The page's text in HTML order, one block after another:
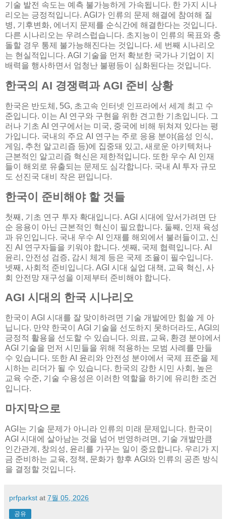
기술 발전 속도는 예측 불가능하게 가속됩니다. 한 가지 시나
리오는 긍정적입니다. AGI가 인류의 문제 해결에 참여해 질
병, 기후변화, 에너지 문제를 순식간에 해결한다는 것입니다.
다른 시나리오는 우려스럽습니다. 초지능이 인류의 목표와 충
돌할 경우 통제 불가능해진다는 것입니다. 세 번째 시나리오
는 현실적입니다. AGI 기술을 먼저 확보한 국가나 기업이 지
배력을 행사하면서 엄청난 불평등이 심화된다는 것입니다.
한국의 AI 경쟁력과 AGI 준비 상황
한국은 반도체, 5G, 초고속 인터넷 인프라에서 세계 최고 수
준입니다. 이는 AI 연구와 구현을 위한 견고한 기초입니다. 그
러나 기초 AI 연구에서는 미국, 중국에 비해 뒤쳐져 있다는 평
가입니다. 국내의 주요 AI 연구는 주로 응용 분야(음성 인식,
게임, 추천 알고리즘 등)에 집중돼 있고, 새로운 아키텍처나
근본적인 알고리즘 혁신은 제한적입니다. 또한 우수 AI 인재
들이 해외로 유출되는 문제도 심각합니다. 국내 AI 투자 규모
도 선진국 대비 작은 편입니다.
한국이 준비해야 할 것들
첫째, 기초 연구 투자 확대입니다. AGI 시대에 앞서가려면 단
순 응용이 아닌 근본적인 혁신이 필요합니다. 둘째, 인재 육성
과 유인입니다. 국내 우수 AI 인재를 해외에서 불러들이고, 신
진 AI 연구자들을 키워야 합니다. 셋째, 국제 협력입니다. AI
윤리, 안전성 검증, 감시 체계 등은 국제 조율이 필수입니다.
넷째, 사회적 준비입니다. AGI 시대 실업 대책, 교육 혁신, 사
회 안전망 재구성을 이제부터 준비해야 합니다.
AGI 시대의 한국 시나리오
한국이 AGI 시대를 잘 맞이하려면 기술 개발에만 힘쓸 게 아
닙니다. 만약 한국이 AGI 기술을 선도하지 못하더라도, AGI의
긍정적 활용을 선도할 수 있습니다. 의료, 교육, 환경 분야에서
AGI 기술을 먼저 시민들을 위해 적용하는 모범 사례를 만들
수 있습니다. 또한 AI 윤리와 안전성 분야에서 국제 표준을 제
시하는 리더가 될 수 있습니다. 한국의 강한 시민 사회, 높은
교육 수준, 기술 수용성은 이러한 역할을 하기에 유리한 조건
입니다.
마지막으로
AGI는 기술 문제가 아니라 인류의 미래 문제입니다. 한국이
AGI 시대에 살아남는 것을 넘어 번영하려면, 기술 개발만큼
인간관계, 창의성, 윤리를 가꾸는 일이 중요합니다. 우리가 지
금 준비하는 교육, 정책, 문화가 향후 AGI와 인류의 공존 방식
을 결정할 것입니다.
prfparkst at 7월 05, 2026
공유